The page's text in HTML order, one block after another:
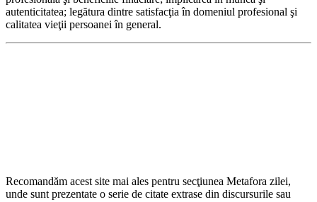
autenticitatea; legătura dintre satisfacţia în domeniul profesional şi
calitatea vieţii persoanei în general.
Recomandăm acest site mai ales pentru secţiunea Metafora zilei,
unde sunt prezentate o serie de citate extrase din discursurile sau